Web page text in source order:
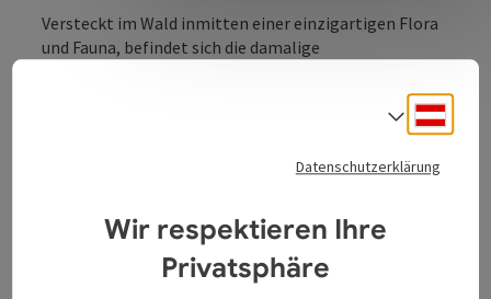
Versteckt im Wald inmitten einer einzigartigen Flora
und Fauna, befindet sich die damalige
Der gotische Bildstock stammt aus dem Ende des 15
Jahrhundert und markierte einst die Grenze zwischen
der zum österreichischen Erzherzogtum ob der Enns
Datenschutzerklärung
Wir respektieren Ihre
Privatsphäre